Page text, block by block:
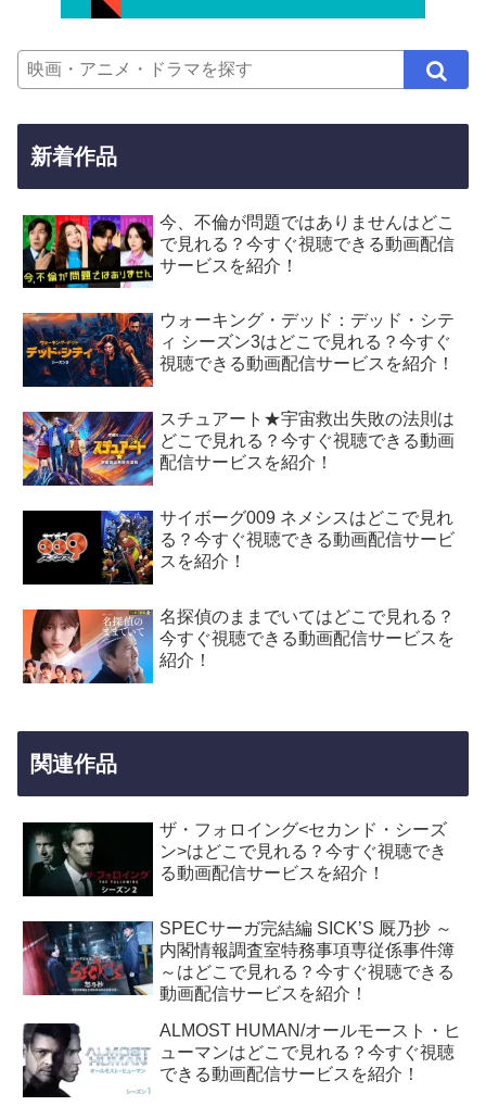
新着作品
今、不倫が問題ではありませんはどこ
で見れる？今すぐ視聴できる動画配信
サービスを紹介！
ウォーキング・デッド：デッド・シテ
ィ シーズン3はどこで見れる？今すぐ
視聴できる動画配信サービスを紹介！
スチュアート★宇宙救出失敗の法則は
どこで見れる？今すぐ視聴できる動画
配信サービスを紹介！
サイボーグ009 ネメシスはどこで見れ
る？今すぐ視聴できる動画配信サービ
スを紹介！
名探偵のままでいてはどこで見れる？
今すぐ視聴できる動画配信サービスを
紹介！
関連作品
ザ・フォロイング<セカンド・シーズ
ン>はどこで見れる？今すぐ視聴でき
る動画配信サービスを紹介！
SPECサーガ完結編 SICK’S 厩乃抄 ～
内閣情報調査室特務事項専従係事件簿
～はどこで見れる？今すぐ視聴できる
動画配信サービスを紹介！
ALMOST HUMAN/オールモースト・ヒ
ューマンはどこで見れる？今すぐ視聴
できる動画配信サービスを紹介！